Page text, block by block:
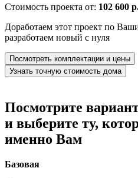
Стоимость проекта от: 102 600
Доработаем этот проект по
разработаем новый с нуля
Посмотреть комплектации и цены
Узнать точную стоимость дома
Посмотрите
и выберите ту,
именно Вам
Базовая